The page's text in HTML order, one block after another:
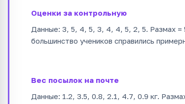
Оценки за контрольную
Данные: 3, 5, 4, 5, 3, 4, 4, 5, 2, 5. Размах =
большинство учеников справились
Вес посылок на почте
Данные: 1.2, 3.5, 0.8, 2.1, 4.7, 0.9 кг.